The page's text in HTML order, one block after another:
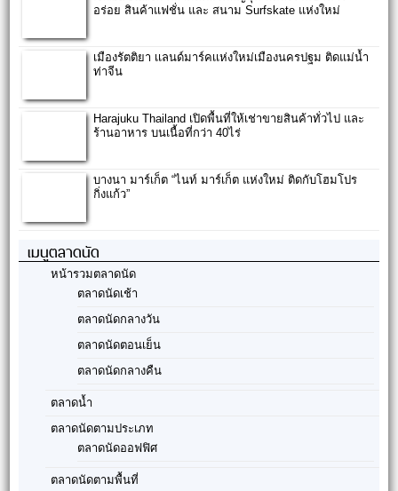
อร่อย สินค้าแฟชั่น และ สนาม Surfskate แห่งใหม่
เมืองรัตติยา เเลนด์มาร์คเเห่งใหม่เมืองนครปฐม ติดแม่น้ำ
ท่าจีน
Harajuku Thailand เปิดพื้นที่ให้เช่าขายสินค้าทั่วไป และ
ร้านอาหาร บนเนื้อที่กว่า 40ไร่
บางนา มาร์เก็ต “ไนท์ มาร์เก็ต แห่งใหม่ ติดกับโฮมโปร
กิ่งแก้ว”
เมนูตลาดนัด
หน้ารวมตลาดนัด
ตลาดนัดเช้า
ตลาดนัดกลางวัน
ตลาดนัดตอนเย็น
ตลาดนัดกลางคืน
ตลาดน้ำ
ตลาดนัดตามประเภท
ตลาดนัดออฟฟิศ
ตลาดนัดตามพื้นที่